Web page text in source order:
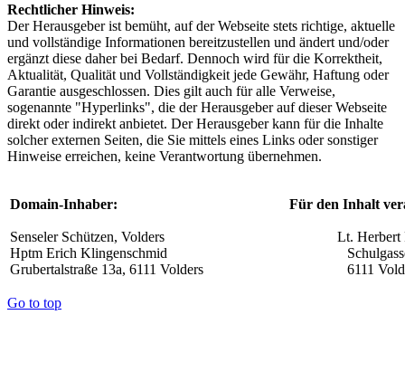
Rechtlicher Hinweis:
Der Herausgeber ist bemüht, auf der Webseite stets richtige, aktuelle
und vollständige Informationen bereitzustellen und ändert und/oder
ergänzt diese daher bei Bedarf. Dennoch wird für die Korrektheit,
Aktualität, Qualität und Vollständigkeit jede Gewähr, Haftung oder
Garantie ausgeschlossen. Dies gilt auch für alle Verweise,
sogenannte "Hyperlinks", die der Herausgeber auf dieser Webseite
direkt oder indirekt anbietet. Der Herausgeber kann für die Inhalte
solcher externen Seiten, die Sie mittels eines Links oder sonstiger
Hinweise erreichen, keine Verantwortung übernehmen.
Domain-Inhaber:
Senseler Schützen, Volders
Hptm Erich Klingenschmid
Grubertalstraße 13a, 6111 Volders
Für den Inhalt
Lt. Herbert
6111
Go to top